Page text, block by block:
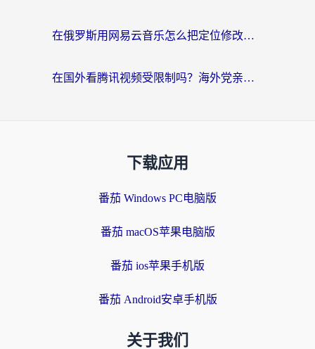
在俄罗斯用网易云音乐怎么把定位修改到中国国内？海外党听歌自由的钥匙找到了
在国外看腾讯视频受限制吗？海外党亲测有效的回国加速器选择指南
下载应用
番茄 Windows PC电脑版
番茄 macOS苹果电脑版
番茄 ios苹果手机版
番茄 Android安卓手机版
关于我们